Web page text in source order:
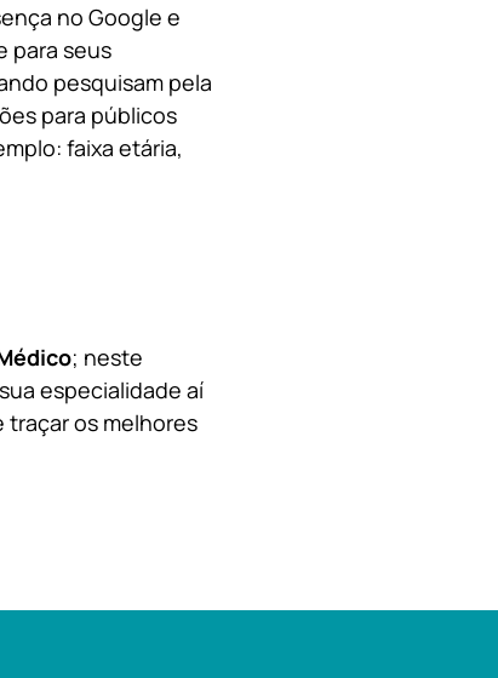
no Google e
para seus
pesquisam pela
para públicos
faixa etária,
; neste
especialidade aí
os melhores